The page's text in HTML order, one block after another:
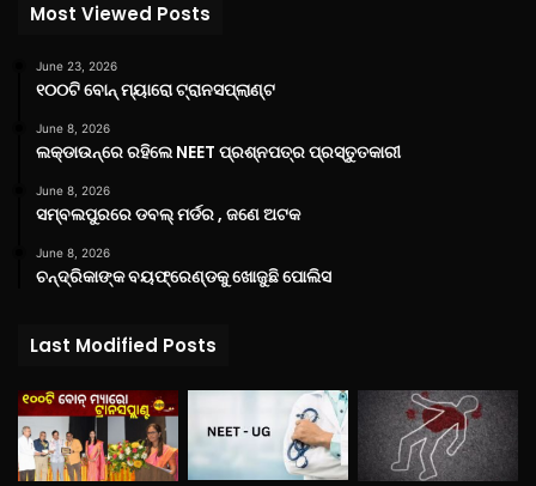
Most Viewed Posts
June 23, 2026
୧୦୦ଟି ବୋନ୍ ମ୍ୟାରୋ ଟ୍ରାନସପ୍ଲାଣ୍ଟ
June 8, 2026
ଲକ୍‌ଡାଉନ୍‌ରେ ରହିଲେ NEET ପ୍ରଶ୍ନପତ୍ର ପ୍ରସ୍ତୁତକାରୀ
June 8, 2026
ସମ୍ବଲପୁରରେ ଡବଲ୍ ମର୍ଡର , ଜଣେ ଅଟକ
June 8, 2026
ଚନ୍ଦ୍ରିକାଙ୍କ ବୟଫ୍ରେଣ୍ଡକୁ ଖୋଜୁଛି ପୋଲିସ
Last Modified Posts